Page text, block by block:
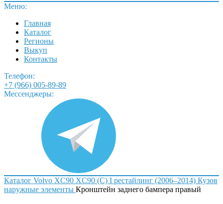
Меню:
Главная
Каталог
Регионы
Выкуп
Контакты
Телефон:
+7 (966) 005-89-89
Мессенджеры:
Каталог Volvo XC90 XC90 (C) I рестайлинг (2006–2014) Кузов
наружные элементы Кронштейн заднего бампера правый